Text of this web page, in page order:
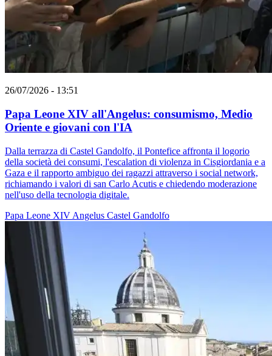
26/07/2026 - 13:51
Papa Leone XIV all'Angelus: consumismo, Medio
Oriente e giovani con l'IA
Dalla terrazza di Castel Gandolfo, il Pontefice affronta il logorio
della società dei consumi, l'escalation di violenza in Cisgiordania e a
Gaza e il rapporto ambiguo dei ragazzi attraverso i social network,
richiamando i valori di san Carlo Acutis e chiedendo moderazione
nell'uso della tecnologia digitale.
Papa Leone XIV Angelus Castel Gandolfo